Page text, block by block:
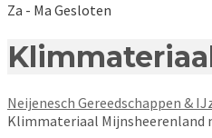
Za - Ma Gesloten
Neijenesch Gereedschappen &
Klimmateriaal Mijnsheerenland